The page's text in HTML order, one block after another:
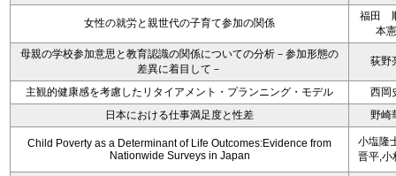
女性の就労と親世代の子育て参加の関係
福田
本
母親の学校参加意思と教育認識の関係についての分析－参加形態の
差異に着目して－
荻野
主観的健康感を考慮したリタイアメント・プランニング・モデル
西岡
日本における仕事満足度と性差
野崎
Child Poverty as a Determinant of Life Outcomes:Evidence from
Nationwide Surveys in Japan
小塩隆
晋平,小